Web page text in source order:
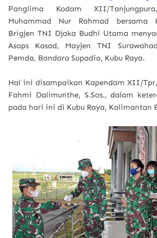
Panglima Kodam XII/
Muhammad Nur Rahmad bersama
Brigjen TNI Djaka Budhi Utama
Asops Kasad, Mayjen TNI
Pemda, Bandara Supadio, Kubu Raya.
Hal ini disampaikan Kapendam XII/
Fahmi Dalimunthe, S.Sos., dalam
pada hari ini di Kubu Raya, Kalimantan